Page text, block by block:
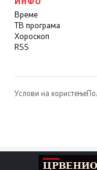
Време
ТВ програма
Хороскоп
RSS
Услови на користење